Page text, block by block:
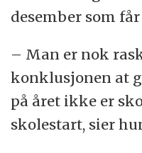
desember som
– Man er nok
konklusjonen at
på året ikke er
skolestart, sier